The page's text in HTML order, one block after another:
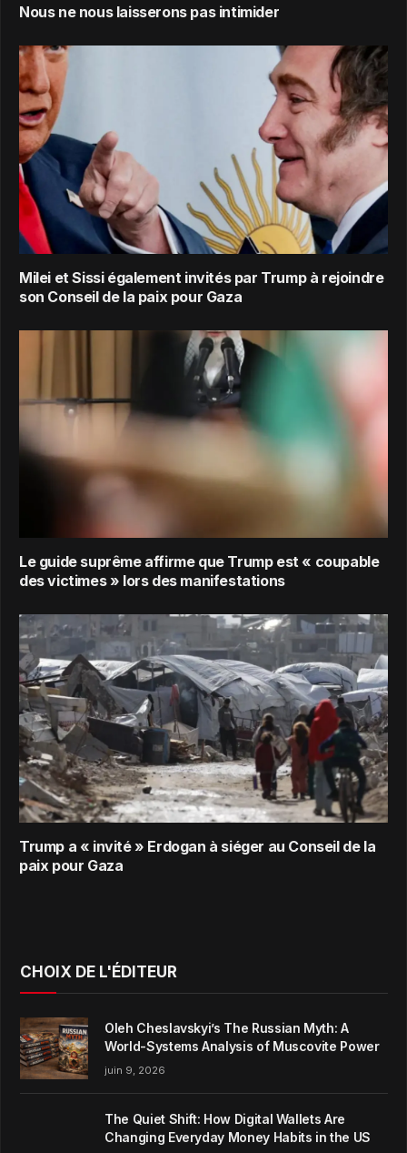
Nous ne nous laisserons pas intimider
Milei et Sissi également invités par Trump à rejoindre
son Conseil de la paix pour Gaza
Le guide suprême affirme que Trump est « coupable
des victimes » lors des manifestations
Trump a « invité » Erdogan à siéger au Conseil de la
paix pour Gaza
CHOIX DE L'ÉDITEUR
Oleh Cheslavskyi’s The Russian Myth: A
World-Systems Analysis of Muscovite Power
juin 9, 2026
The Quiet Shift: How Digital Wallets Are
Changing Everyday Money Habits in the US